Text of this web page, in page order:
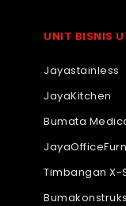
UNIT BISNIS
Jayastainless
JayaKitchen
Bumata
Timbangan X-